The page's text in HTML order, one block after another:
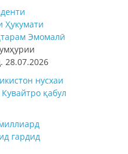
Ҳукумати
Эмомалӣ
28.07.2026
нусхаи
қабул
гардид